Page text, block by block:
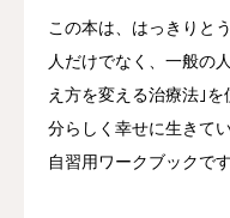
この本は、はっきりと
人だけでなく、一般の
え方を変える治療法｣
分らしく幸せに生きて
自習用ワークブックです